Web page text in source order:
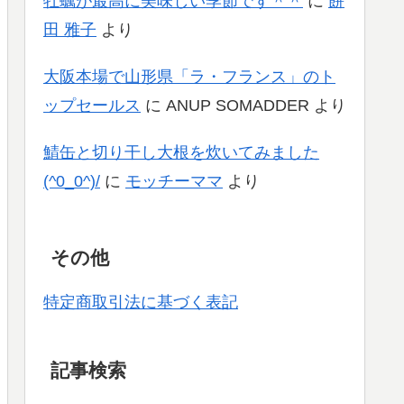
田 雅子 より
大阪本場で山形県「ラ・フランス」のト
ップセールス に ANUP SOMADDER より
鯖缶と切り干し大根を炊いてみました
(^0_0^)/ に モッチーママ より
その他
特定商取引法に基づく表記
記事検索